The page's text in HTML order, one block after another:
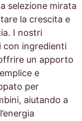
selezione mirata
la crescita e
I nostri
con ingredienti
un apporto
e
per
aiutando a